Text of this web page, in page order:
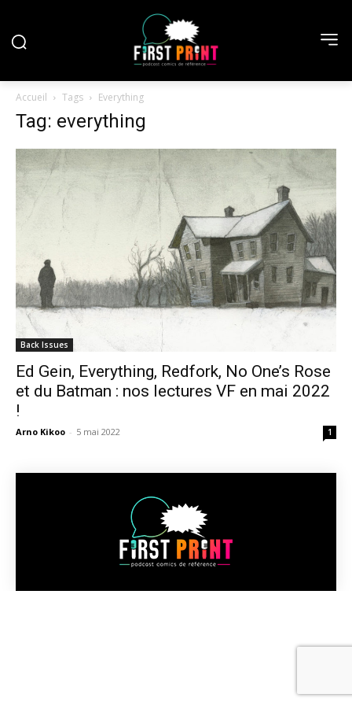
Accueil Tags Everything
Tag: everything
Back Issues
Ed Gein, Everything, Redfork, No One’s Rose
et du Batman : nos lectures VF en mai 2022
!
Arno Kikoo - 5 mai 2022 1